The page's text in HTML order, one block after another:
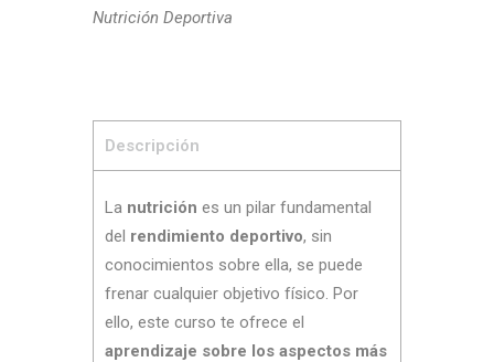
Nutrición Deportiva
Descripción
La nutrición es un pilar fundamental
del rendimiento deportivo, sin
conocimientos sobre ella, se puede
frenar cualquier objetivo físico. Por
ello, este curso te ofrece el
aprendizaje sobre los aspectos más